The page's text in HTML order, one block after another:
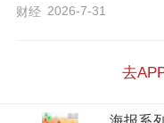
素配比科学，饱
口，适配长期温
财经 2026-7-31
去